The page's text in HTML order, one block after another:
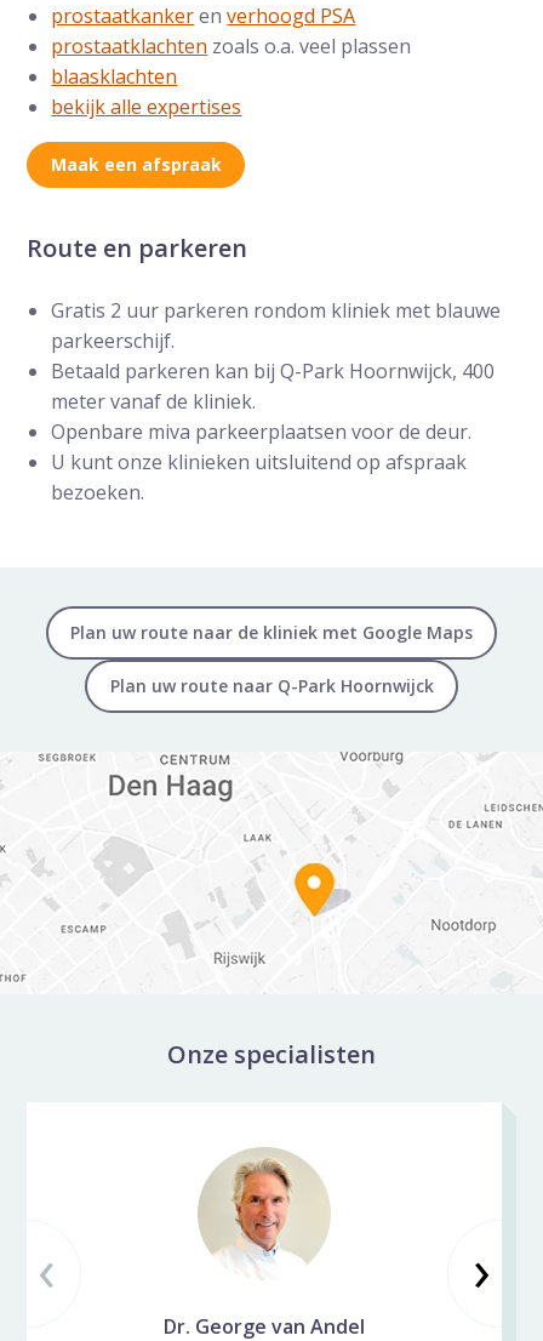
prostaatkankerenverhoogd PSA
prostaatklachten zoals o.a. veel plassen
blaasklachten
bekijk alle expertises
Maak een afspraak
Route en parkeren
Gratis 2 uur parkeren rondom kliniek met blauwe
parkeerschijf.
Betaald parkeren kan bij Q-Park Hoornwijck, 400
meter vanaf de kliniek.
Openbare miva parkeerplaatsen voor de deur.
U kunt onze klinieken uitsluitend op afspraak
bezoeken.
Plan uw route naar de kliniek met Google Maps
Plan uw route naar Q-Park Hoornwijck
Onze specialisten
Vorige slide
‹ ›
Dr. George van Andel